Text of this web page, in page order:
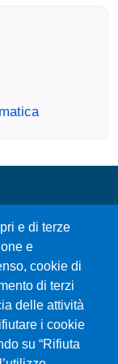
e di terze
e
cookie di
di terzi
delle attività
i cookie
su “Rifiuta